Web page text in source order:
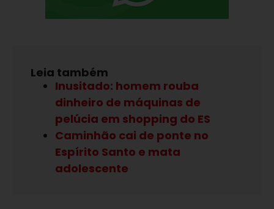
Leia também
Inusitado: homem rouba
dinheiro de máquinas de
pelúcia em shopping do ES
Caminhão cai de ponte no
Espírito Santo e mata
adolescente